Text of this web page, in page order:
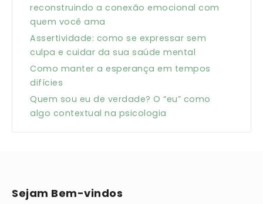
reconstruindo a conexão emocional com
quem você ama
Assertividade: como se expressar sem
culpa e cuidar da sua saúde mental
Como manter a esperança em tempos
difícies
Quem sou eu de verdade? O “eu” como
algo contextual na psicologia
Sejam Bem-vindos